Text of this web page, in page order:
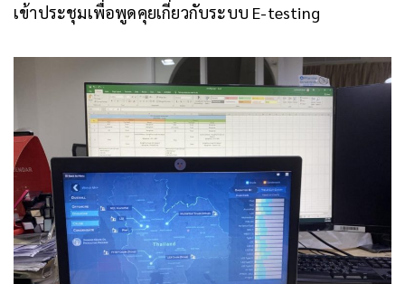
เข้าประชุมเพื่อพูดคุยเกี่ยวกับระบบ E-testing